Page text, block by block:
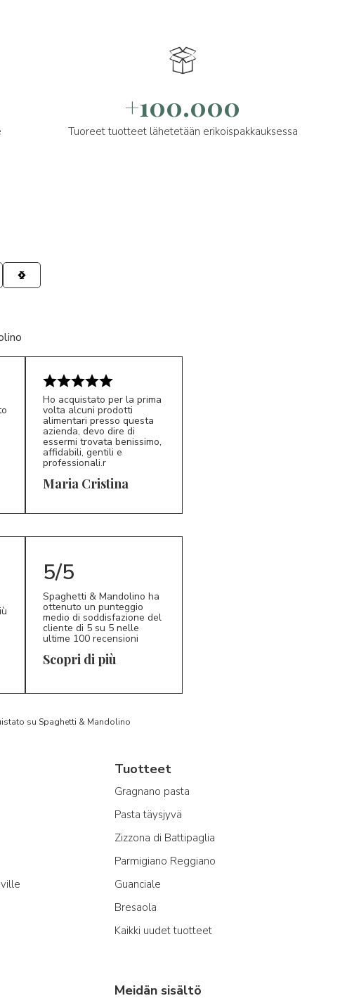
+100.000
Tuoreet tuotteet lähetetään erikoispakkauksessa
MC 5/5
Ho acquistato per la prima
volta alcuni prodotti
alimentari presso questa
azienda, devo dire di
essermi trovata benissimo,
affidabili, gentili e
professionali.r
Maria Cristina
5/5
Spaghetti & Mandolino ha
ottenuto un punteggio
medio di soddisfazione del
cliente di 5 su 5 nelle
ultime 100 recensioni
Scopri di più
su Spaghetti & Mandolino
Tuotteet
Gragnano pasta
Pasta täysjyvä
Zizzona di Battipaglia
Parmigiano Reggiano
Guanciale
Bresaola
Kaikki uudet tuotteet
Meidän sisältö